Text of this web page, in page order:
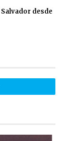
desde